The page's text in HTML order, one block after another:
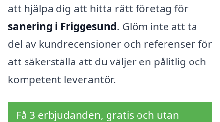
att hjälpa dig att hitta rätt företag för
sanering i Friggesund. Glöm inte att ta
del av kundrecensioner och referenser för
att säkerställa att du väljer en pålitlig och
kompetent leverantör.
Få 3 erbjudanden, gratis och utan